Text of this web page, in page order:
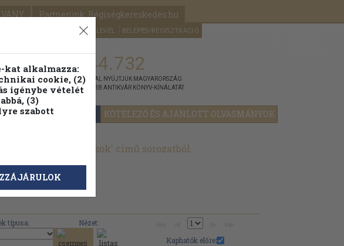
Partnerünk: Régiségkereskedés.hu
SEGÍTSÉG HÍRLEVÉL BELÉPÉS/REGISZTRÁCIÓ
OLVASMÁNYOK KÖTELEZŐ ÉS AJÁNLOTT OLVASMÁNYOK
fa 1.144.732
KIADVÁNNYAL NYÚJTJUK MAGYARORSZÁG
LEGNAGYOBB ANTIKVÁR KÖNYV-KÍNÁLATÁT
írások' című sorozatból.
típusa:
Nézet:
Kaphatók előre:
kat alkalmazza:
cookie, (2)
igénybe vételét
(3)
szabott